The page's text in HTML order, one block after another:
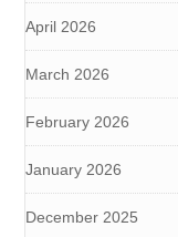
April 2026
March 2026
February 2026
January 2026
December 2025